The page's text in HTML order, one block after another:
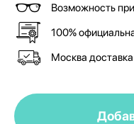
Возможность
100%
Москва